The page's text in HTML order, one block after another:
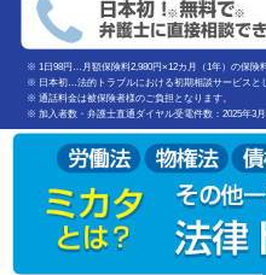
※ 1日98円…月額保険料2,980円×12カ月（1年）の保険
※ 日本初…法的トラブルにおける初期相談サービスと
※ 通話料金は被保険者様のご負担となります。
※ 加入者数・弁護士直通ダイヤル受電件数：2025年3